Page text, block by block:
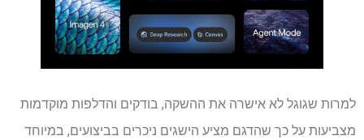
למרות שגוגל לא אישרה את ההשקה, בודקים והדלפות מוקדמות
מצביעות על כך שהדגם מציע הישגים ניכרים בביצועים, במיוחד